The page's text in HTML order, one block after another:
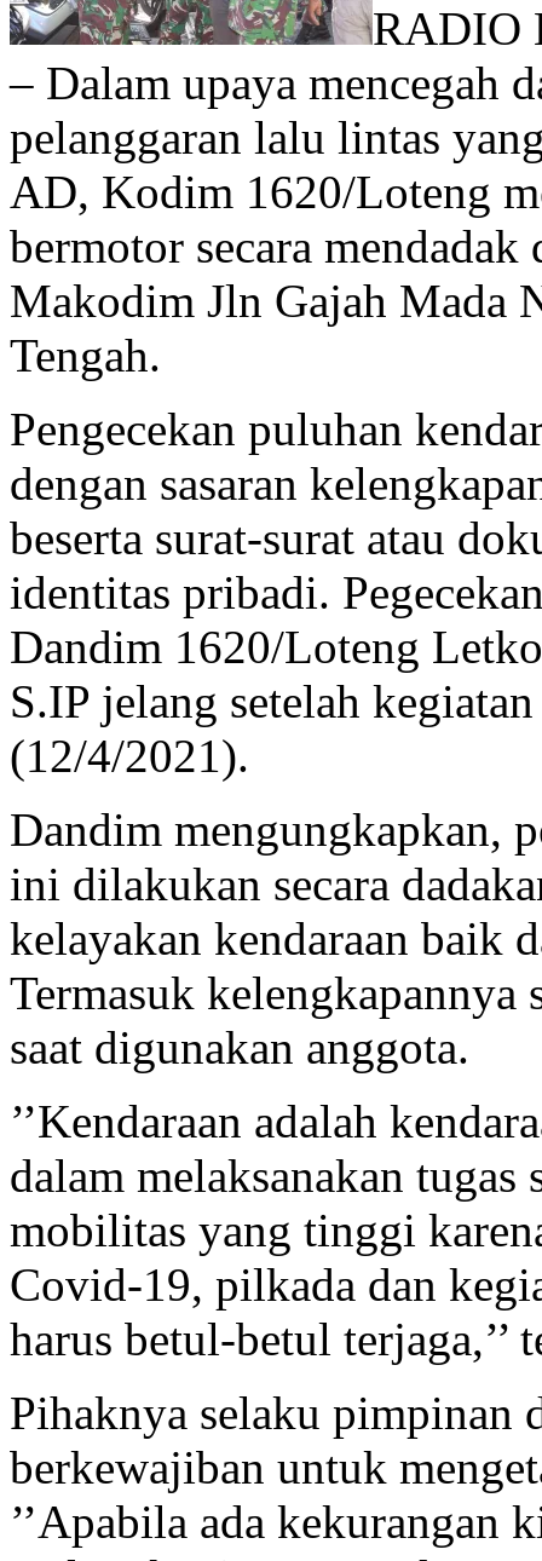
RADIO
– Dalam upaya mencegah
pelanggaran lalu lintas
AD, Kodim 1620/Loteng
bermotor secara
Makodim Jln Gajah Mada
Tengah.
Pengecekan puluhan
dengan sasaran
beserta surat-surat atau
identitas pribadi.
Dandim 1620/Loteng
S.IP jelang setelah
(12/4/2021).
Dandim mengungkapkan,
ini dilakukan secara
kelayakan kendaraan baik
Termasuk kelengkapannya
saat digunakan anggota.
’’Kendaraan adalah
dalam melaksanakan
mobilitas yang tinggi
Covid-19, pilkada dan
harus betul-betul terjaga,’’
Pihaknya selaku
berkewajiban untuk
’’Apabila ada kekurangan